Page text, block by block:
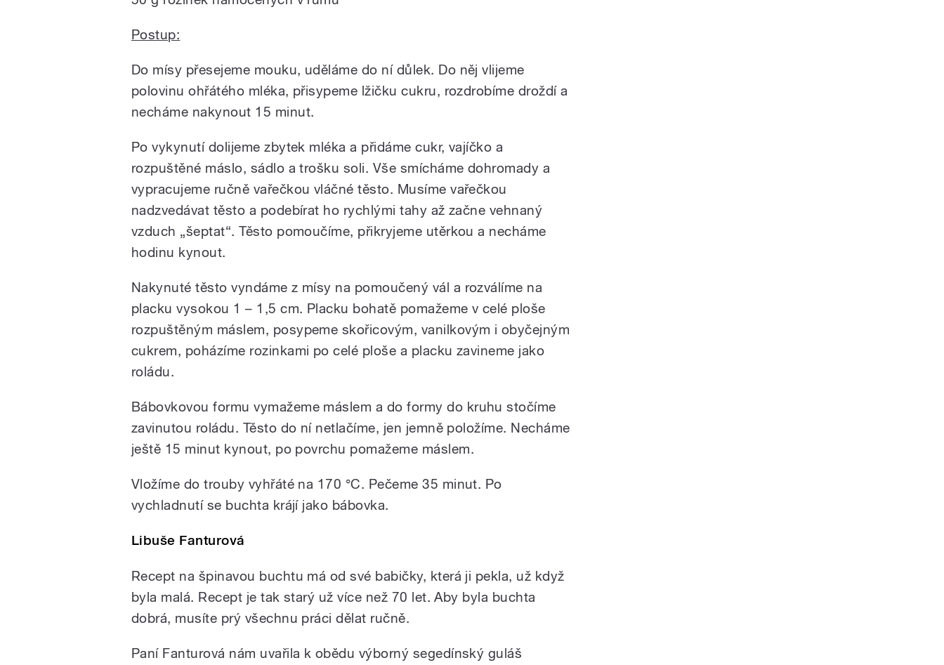
Postup:
Do mísy přesejeme mouku, uděláme do ní důlek. Do něj vlijeme
polovinu ohřátého mléka, přisypeme lžičku cukru, rozdrobíme droždí a
necháme nakynout 15 minut.
Po vykynutí dolijeme zbytek mléka a přidáme cukr, vajíčko a
rozpuštěné máslo, sádlo a trošku soli. Vše smícháme dohromady a
vypracujeme ručně vařečkou vláčné těsto. Musíme vařečkou
nadzvedávat těsto a podebírat ho rychlými tahy až začne vehnaný
vzduch „šeptat“. Těsto pomoučíme, přikryjeme utěrkou a necháme
hodinu kynout.
Nakynuté těsto vyndáme z mísy na pomoučený vál a rozválíme na
placku vysokou 1 – 1,5 cm. Placku bohatě pomažeme v celé ploše
rozpuštěným máslem, posypeme skořicovým, vanilkovým i obyčejným
cukrem, poházíme rozinkami po celé ploše a placku zavineme jako
roládu.
Bábovkovou formu vymažeme máslem a do formy do kruhu stočíme
zavinutou roládu. Těsto do ní netlačíme, jen jemně položíme. Necháme
ještě 15 minut kynout, po povrchu pomažeme máslem.
Vložíme do trouby vyhřáté na 170 °C. Pečeme 35 minut. Po
vychladnutí se buchta krájí jako bábovka.
Libuše Fanturová
Recept na špinavou buchtu má od své babičky, která ji pekla, už když
byla malá. Recept je tak starý už více než 70 let. Aby byla buchta
dobrá, musíte prý všechnu práci dělat ručně.
Paní Fanturová nám uvařila k obědu výborný segedínský guláš